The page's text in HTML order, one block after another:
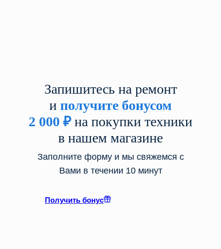
Запишитесь на ремонт
и получите бонусом
2 000 ₽на покупки техники
в нашем магазине
Заполните форму и мы свяжемся с
Вами в течении 10 минут
Получить бонус